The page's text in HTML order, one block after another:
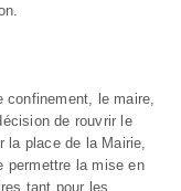
confinement, le maire,
de rouvrir le
la place de la Mairie,
permettre la mise en
tant pour les